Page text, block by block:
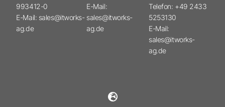
993412-0
E-Mail: sales@itworks-
ag.de
E-Mail:
sales@itworks-
ag.de
Telefon: +49 2433
5253130
E-Mail:
sales@itworks-
ag.de